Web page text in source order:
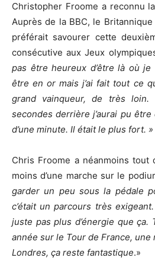
Christopher Froome a reconnu
Auprès de la BBC, le Britannique
préférait savourer cette
consécutive aux Jeux
pas être heureux d’être là où je
être en or mais j’ai fait tout ce
grand vainqueur, de très
secondes derrière j’aurai pu être
d’une minute. Il était le plus fort. »
Chris Froome a néanmoins tout
moins d’une marche sur le
garder un peu sous la pédale
c’était un parcours très
juste pas plus d’énergie que ça.
année sur le Tour de France,
Londres, ça reste fantastique.»